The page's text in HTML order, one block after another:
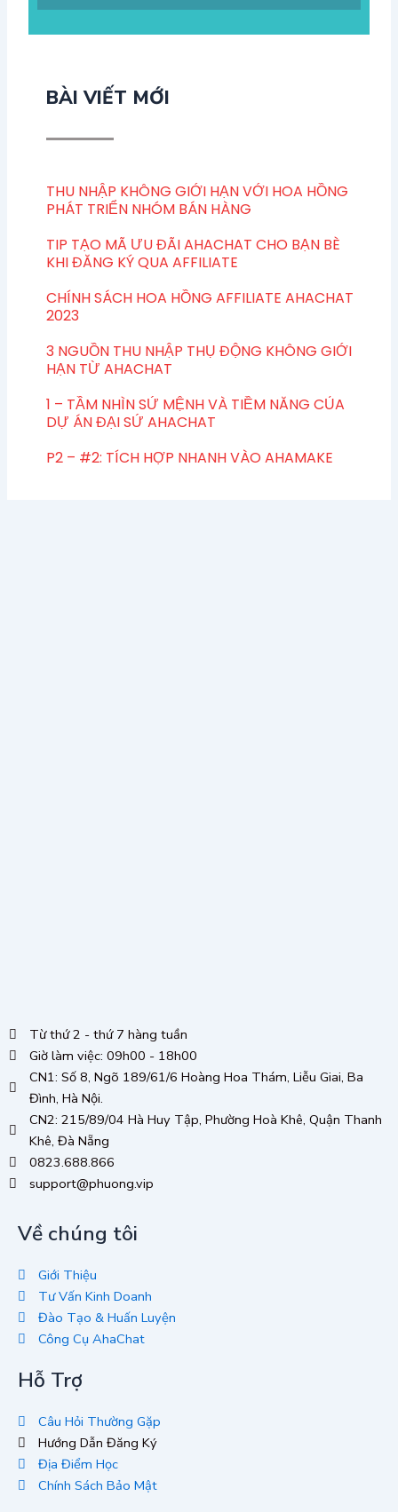
BÀI VIẾT MỚI
THU NHẬP KHÔNG GIỚI HẠN VỚI HOA HỒNG
PHÁT TRIỂN NHÓM BÁN HÀNG
TIP TẠO MÃ ƯU ĐÃI AHACHAT CHO BẠN BÈ
KHI ĐĂNG KÝ QUA AFFILIATE
CHÍNH SÁCH HOA HỒNG AFFILIATE AHACHAT
2023
3 NGUỒN THU NHẬP THỤ ĐỘNG KHÔNG GIỚI
HẠN TỪ AHACHAT
1 – TẦM NHÌN SỨ MỆNH VÀ TIỀM NĂNG CỦA
DỰ ÁN ĐẠI SỨ AHACHAT
P2 – #2: TÍCH HỢP NHANH VÀO AHAMAKE
Từ thứ 2 - thứ 7 hàng tuần
Giờ làm việc: 09h00 - 18h00
CN1: Số 8, Ngõ 189/61/6 Hoàng Hoa Thám, Liễu Giai, Ba
Đình, Hà Nội.
CN2: 215/89/04 Hà Huy Tập, Phường Hoà Khê, Quận Thanh
Khê, Đà Nẵng
0823.688.866
support@phuong.vip
Về chúng tôi
Giới Thiệu
Tư Vấn Kinh Doanh
Đào Tạo & Huấn Luyện
Công Cụ AhaChat
Hỗ Trợ
Câu Hỏi Thường Gặp
Hướng Dẫn Đăng Ký
Địa Điểm Học
Chính Sách Bảo Mật